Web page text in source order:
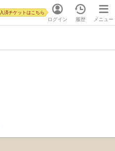
ログイン
済チケットはこちら
履歴 メニュー